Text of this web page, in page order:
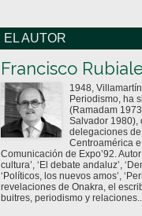
EL AUTOR
Francisco
1948,
Periodismo, ha
(Ramadam
Salvador 1980),
delegaciones
Centroamérica
Comunicación de Expo’92.
cultura’, ‘El debate andaluz’,
‘Políticos, los nuevos amos’,
revelaciones de Onakra, el
buitres, periodismo y